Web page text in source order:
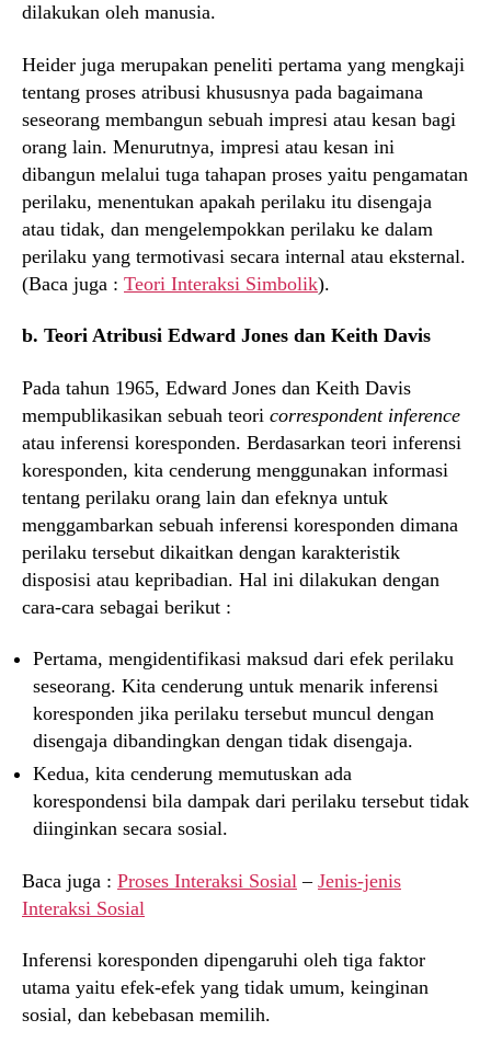
dilakukan oleh manusia.
Heider juga merupakan peneliti pertama yang mengkaji
tentang proses atribusi khususnya pada bagaimana
seseorang membangun sebuah impresi atau kesan bagi
orang lain. Menurutnya, impresi atau kesan ini
dibangun melalui tuga tahapan proses yaitu pengamatan
perilaku, menentukan apakah perilaku itu disengaja
atau tidak, dan mengelempokkan perilaku ke dalam
perilaku yang termotivasi secara internal atau eksternal.
(Baca juga : Teori Interaksi Simbolik).
b. Teori Atribusi Edward Jones dan Keith Davis
Pada tahun 1965, Edward Jones dan Keith Davis
mempublikasikan sebuah teori correspondent inference
atau inferensi koresponden. Berdasarkan teori inferensi
koresponden, kita cenderung menggunakan informasi
tentang perilaku orang lain dan efeknya untuk
menggambarkan sebuah inferensi koresponden dimana
perilaku tersebut dikaitkan dengan karakteristik
disposisi atau kepribadian. Hal ini dilakukan dengan
cara-cara sebagai berikut :
Pertama, mengidentifikasi maksud dari efek perilaku
seseorang. Kita cenderung untuk menarik inferensi
koresponden jika perilaku tersebut muncul dengan
disengaja dibandingkan dengan tidak disengaja.
Kedua, kita cenderung memutuskan ada
korespondensi bila dampak dari perilaku tersebut tidak
diinginkan secara sosial.
Baca juga : Proses Interaksi Sosial – Jenis-jenis
Interaksi Sosial
Inferensi koresponden dipengaruhi oleh tiga faktor
utama yaitu efek-efek yang tidak umum, keinginan
sosial, dan kebebasan memilih.